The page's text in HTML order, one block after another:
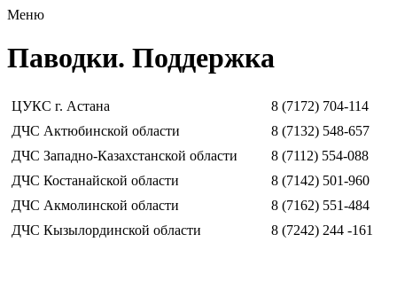
Меню
Паводки. Поддержка
ЦУКС г. Астана
8 (7172) 704-114
ДЧС Актюбинской области
8 (7132) 548-657
ДЧС Западно-Казахстанской области
8 (7112) 554-088
ДЧС Костанайской области
8 (7142) 501-960
ДЧС Акмолинской области
8 (7162) 551-484
ДЧС Кызылординской области
8 (7242) 244 -161